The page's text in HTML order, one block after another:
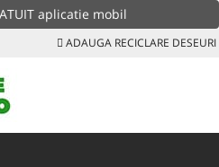
aplicatie mobil
ADAUGA RECICLARE DESEURI